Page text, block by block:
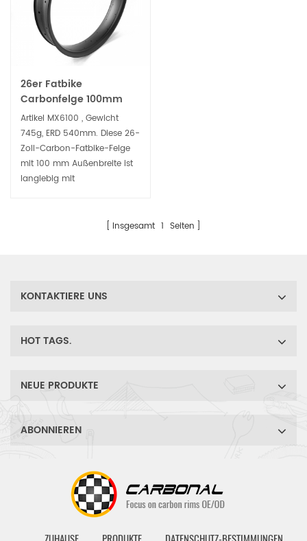
26er Fatbike
Carbonfelge 100mm
breit 25mm Tiefe
Beadless Tubeless
Ready
Artikel MX6100 , Gewicht
745g, ERD 540mm. Diese 26-
Zoll-Carbon-Fatbike-Felge
mit 100 mm Außenbreite ist
langlebig mit
Insgesamt 1 Seiten
KONTAKTIERE UNS
HOT TAGS.
NEUE PRODUKTE
ABONNIEREN